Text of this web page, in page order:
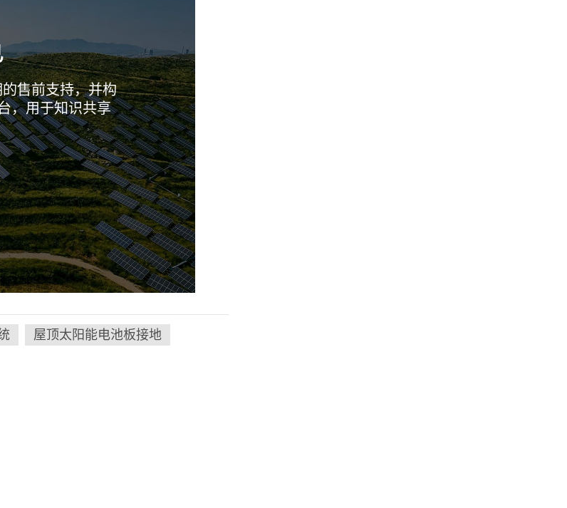
售前支持，并构
，用于知识共享
屋顶太阳能电池板接地